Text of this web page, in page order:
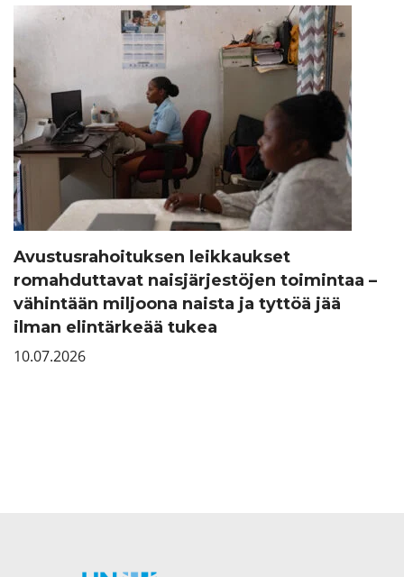
Avustusrahoituksen leikkaukset
romahduttavat naisjärjestöjen toimintaa –
vähintään miljoona naista ja tyttöä jää
ilman elintärkeää tukea
10.07.2026